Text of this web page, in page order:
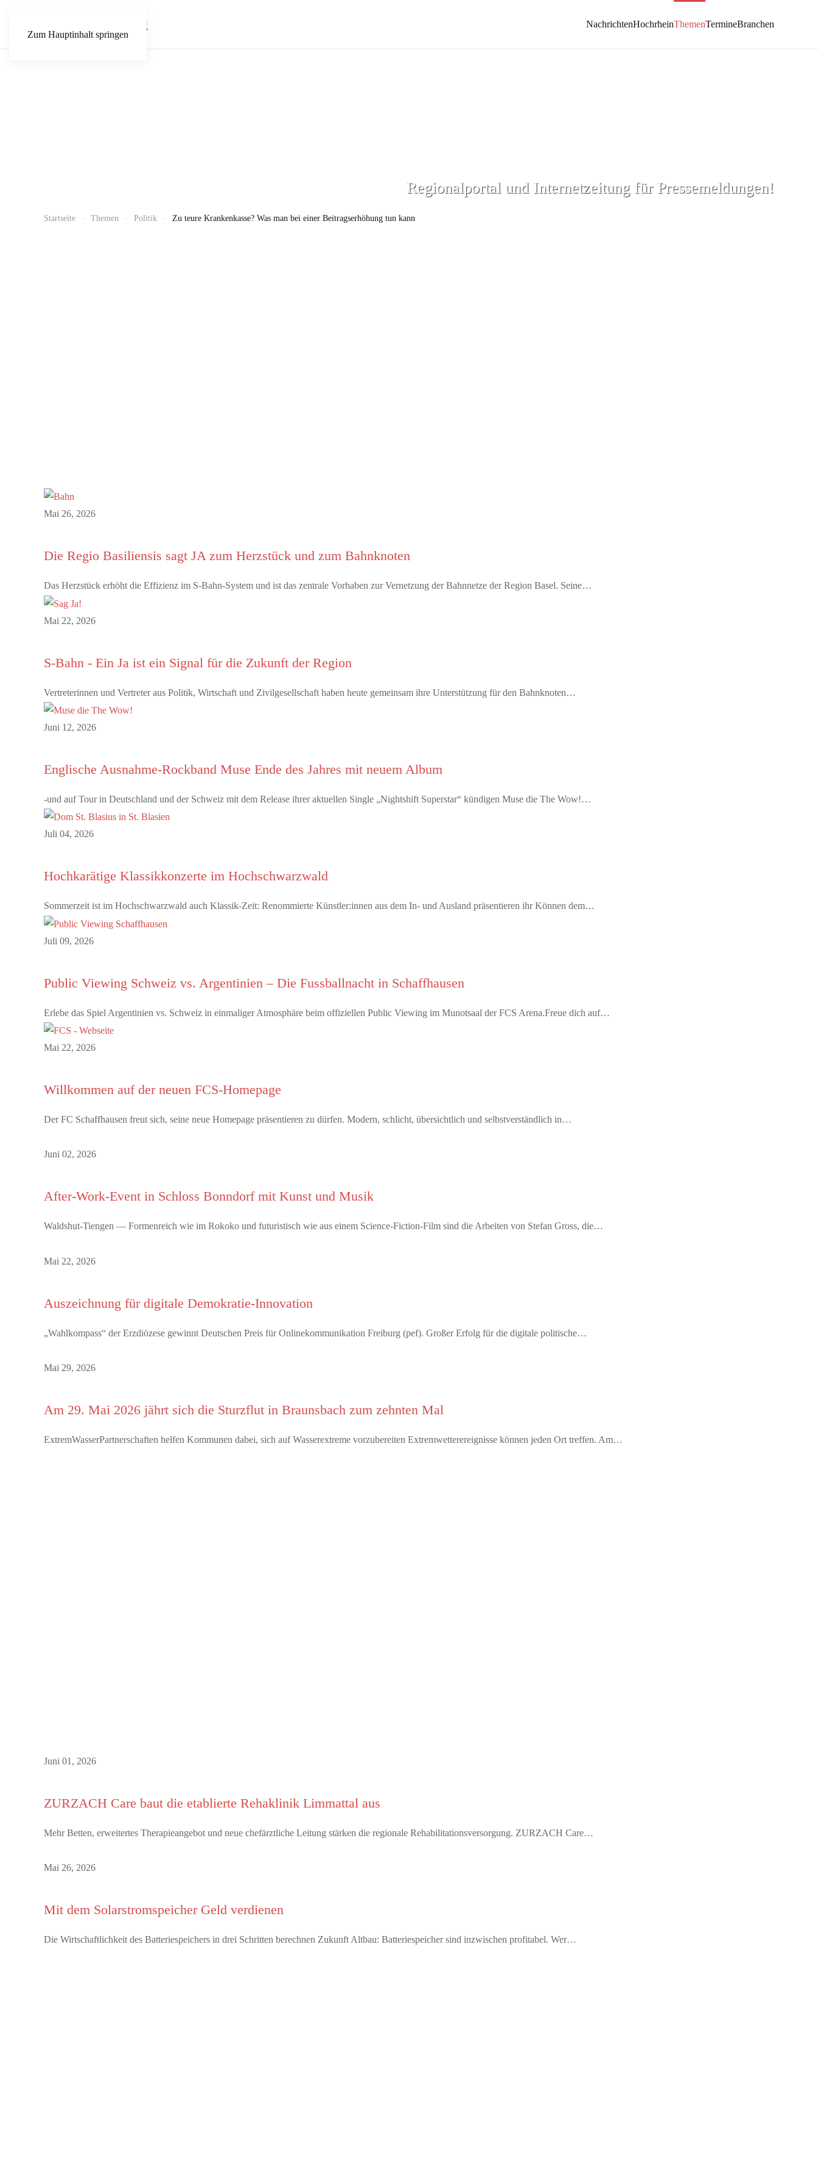
Zum Hauptinhalt springen
NachrichtenHochrheinThemenTermineBranchen
Regionalportal und Internetzeitung für Pressemeldungen!
Startseite Themen Politik Zu teure Krankenkasse? Was man bei einer Beitragserhöhung tun kann
Mai 26, 2026
Die Regio Basiliensis sagt JA zum Herzstück und zum Bahnknoten
Das Herzstück erhöht die Effizienz im S-Bahn-System und ist das zentrale Vorhaben zur Vernetzung der Bahnnetze der Region Basel. Seine…
Mai 22, 2026
S-Bahn - Ein Ja ist ein Signal für die Zukunft der Region
Vertreterinnen und Vertreter aus Politik, Wirtschaft und Zivilgesellschaft haben heute gemeinsam ihre Unterstützung für den Bahnknoten…
Juni 12, 2026
Englische Ausnahme-Rockband Muse Ende des Jahres mit neuem Album
-und auf Tour in Deutschland und der Schweiz mit dem Release ihrer aktuellen Single „Nightshift Superstar“ kündigen Muse die The Wow!…
Juli 04, 2026
Hochkarätige Klassikkonzerte im Hochschwarzwald
Sommerzeit ist im Hochschwarzwald auch Klassik-Zeit: Renommierte Künstler:innen aus dem In- und Ausland präsentieren ihr Können dem…
Juli 09, 2026
Public Viewing Schweiz vs. Argentinien – Die Fussballnacht in Schaffhausen
Erlebe das Spiel Argentinien vs. Schweiz in einmaliger Atmosphäre beim offiziellen Public Viewing im Munotsaal der FCS Arena.Freue dich auf…
Mai 22, 2026
Willkommen auf der neuen FCS-Homepage
Der FC Schaffhausen freut sich, seine neue Homepage präsentieren zu dürfen. Modern, schlicht, übersichtlich und selbstverständlich in…
Juni 02, 2026
After-Work-Event in Schloss Bonndorf mit Kunst und Musik
Waldshut-Tiengen — Formenreich wie im Rokoko und futuristisch wie aus einem Science-Fiction-Film sind die Arbeiten von Stefan Gross, die…
Mai 22, 2026
Auszeichnung für digitale Demokratie-Innovation
„Wahlkompass“ der Erzdiözese gewinnt Deutschen Preis für Onlinekommunikation Freiburg (pef). Großer Erfolg für die digitale politische…
Mai 29, 2026
Am 29. Mai 2026 jährt sich die Sturzflut in Braunsbach zum zehnten Mal
ExtremWasserPartnerschaften helfen Kommunen dabei, sich auf Wasserextreme vorzubereiten Extremwetterereignisse können jeden Ort treffen. Am…
Juni 01, 2026
ZURZACH Care baut die etablierte Rehaklinik Limmattal aus
Mehr Betten, erweitertes Therapieangebot und neue chefärztliche Leitung stärken die regionale Rehabilitationsversorgung. ZURZACH Care…
Mai 26, 2026
Mit dem Solarstromspeicher Geld verdienen
Die Wirtschaftlichkeit des Batteriespeichers in drei Schritten berechnen Zukunft Altbau: Batteriespeicher sind inzwischen profitabel. Wer…